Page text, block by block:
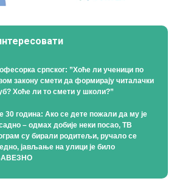
српског: ”Хоће ли ученици по
закону смети да формирају читалачки
Хоће ли то смети у школи?”
30 година: Ако се дете пожали да му је
– одмах добије неки посао, ТВ
су бирали родитељи, ручало се
јављање на улици је било